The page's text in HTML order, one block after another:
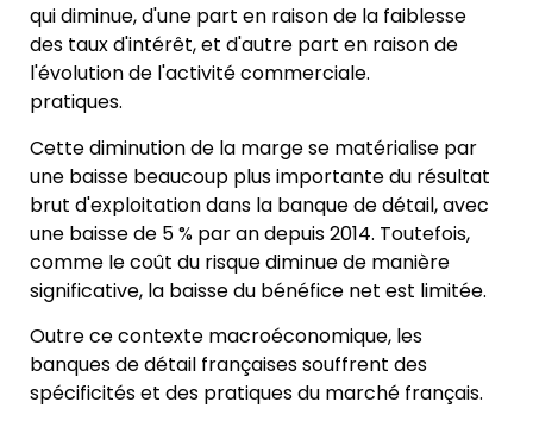
qui diminue, d'une part en raison de la faiblesse
des taux d'intérêt, et d'autre part en raison de
l'évolution de l'activité commerciale.
pratiques.
Cette diminution de la marge se matérialise par
une baisse beaucoup plus importante du résultat
brut d'exploitation dans la banque de détail, avec
une baisse de 5 % par an depuis 2014. Toutefois,
comme le coût du risque diminue de manière
significative, la baisse du bénéfice net est limitée.
Outre ce contexte macroéconomique, les
banques de détail françaises souffrent des
spécificités et des pratiques du marché français.